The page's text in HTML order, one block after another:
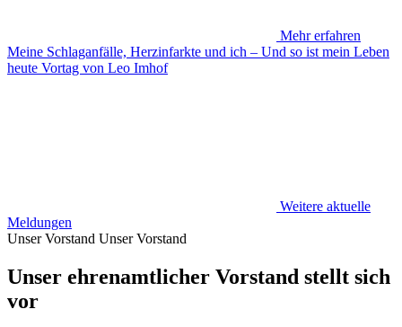
Mehr erfahren
Meine Schlaganfälle, Herzinfarkte und ich – Und so ist mein Leben
heute Vortag von Leo Imhof
Weitere aktuelle
Meldungen
Unser Vorstand Unser Vorstand
Unser ehrenamtlicher Vorstand stellt sich
vor